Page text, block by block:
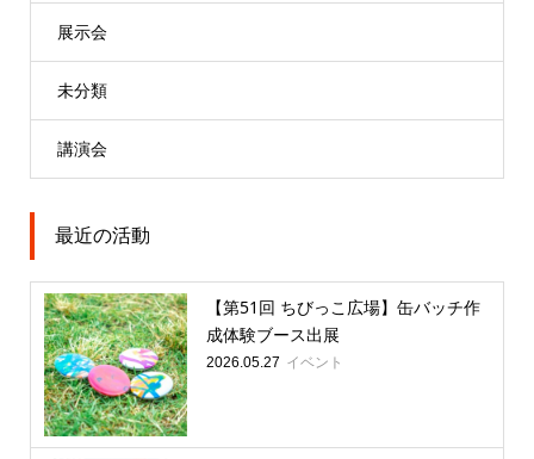
展示会
未分類
講演会
最近の活動
【第51回 ちびっこ広場】缶バッチ作
成体験ブース出展
2026.05.27 イベント